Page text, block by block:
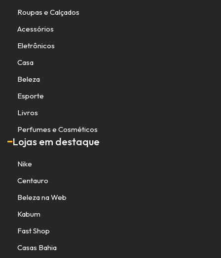
Roupas e Calçados
Acessórios
Eletrônicos
Casa
Beleza
Esporte
Livros
Perfumes e Cosméticos
Lojas em destaque
Nike
Centauro
Beleza na Web
Kabum
Fast Shop
Casas Bahia